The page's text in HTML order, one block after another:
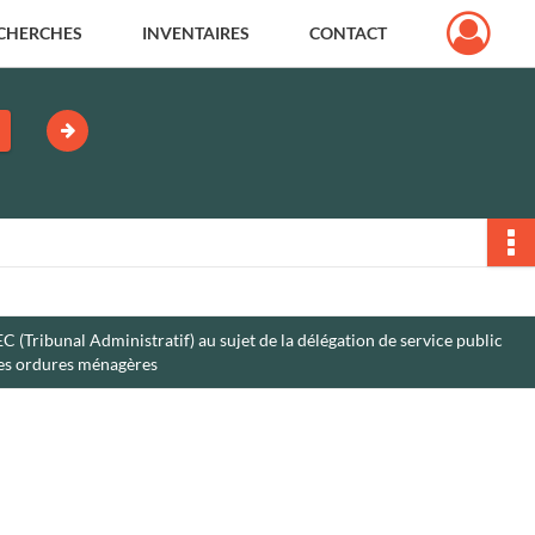
INVENTAIRES CONTACT
(Tribunal Administratif) au sujet de la délégation de service public
ordures ménagères